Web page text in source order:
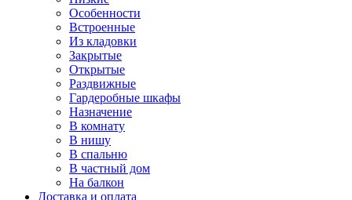
Особенности
Встроенные
Из кладовки
Закрытые
Открытые
Раздвижные
Гардеробные шкафы
Назначение
В комнату
В нишу
В спальню
В частный дом
На балкон
Доставка и оплата